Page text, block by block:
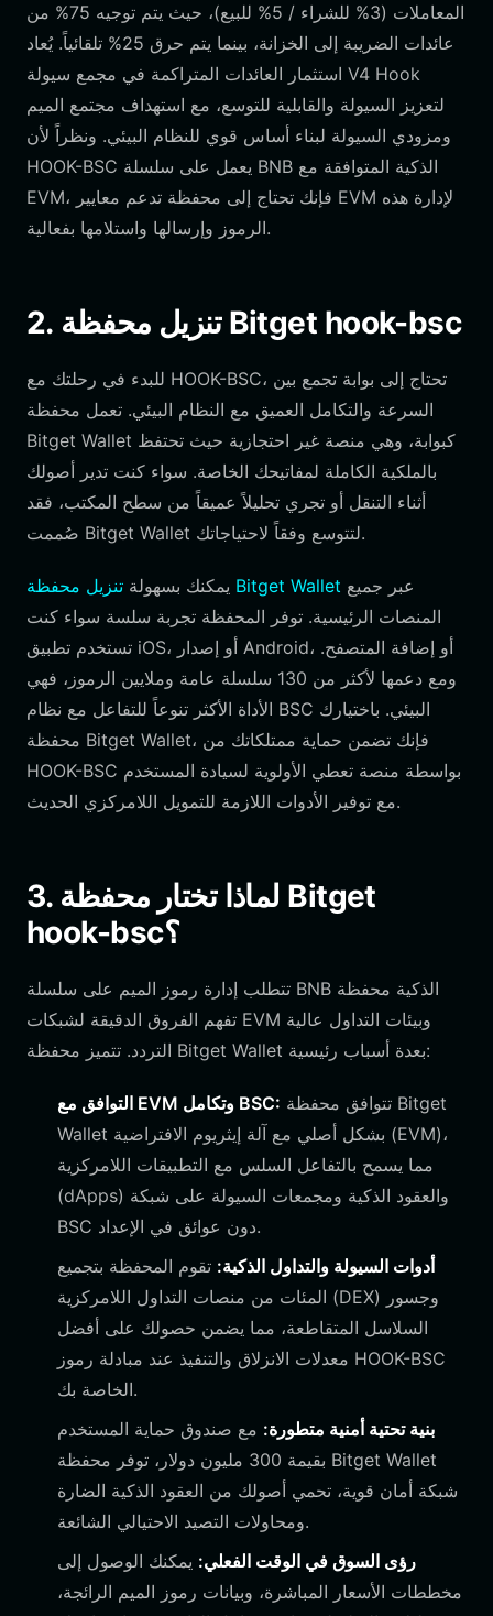
المعاملات (3% للشراء / 5% للبيع)، حيث يتم توجيه 75% من
عائدات الضريبة إلى الخزانة، بينما يتم حرق 25% تلقائياً. يُعاد
استثمار العائدات المتراكمة في مجمع سيولة V4 Hook
لتعزيز السيولة والقابلية للتوسع، مع استهداف مجتمع الميم
ومزودي السيولة لبناء أساس قوي للنظام البيئي. ونظراً لأن
HOOK-BSC يعمل على سلسلة BNB الذكية المتوافقة مع
EVM، فإنك تحتاج إلى محفظة تدعم معايير EVM لإدارة هذه
الرموز وإرسالها واستلامها بفعالية.
2. تنزيل محفظة Bitget hook-bsc
للبدء في رحلتك مع HOOK-BSC، تحتاج إلى بوابة تجمع بين
السرعة والتكامل العميق مع النظام البيئي. تعمل محفظة
Bitget Wallet كبوابة، وهي منصة غير احتجازية حيث تحتفظ
بالملكية الكاملة لمفاتيحك الخاصة. سواء كنت تدير أصولك
أثناء التنقل أو تجري تحليلاً عميقاً من سطح المكتب، فقد
صُممت Bitget Wallet لتتوسع وفقاً لاحتياجاتك.
يمكنك بسهولة تنزيل محفظة Bitget Wallet
المنصات الرئيسية. توفر المحفظة تجربة سلسة سواء كنت
تستخدم تطبيق iOS، أو إصدار Android، أو إضافة المتصفح.
ومع دعمها لأكثر من 130 سلسلة عامة وملايين الرموز، فهي
الأداة الأكثر تنوعاً للتفاعل مع نظام BSC البيئي. باختيارك
محفظة Bitget Wallet، فإنك تضمن حماية ممتلكاتك من
HOOK-BSC بواسطة منصة تعطي الأولوية لسيادة المستخدم
مع توفير الأدوات اللازمة للتمويل اللامركزي الحديث.
3. لماذا تختار محفظة Bitget
hook-bsc؟
تتطلب إدارة رموز الميم على سلسلة BNB الذكية محفظة
تفهم الفروق الدقيقة لشبكات EVM وبيئات التداول عالية
التردد. تتميز محفظة Bitget Wallet بعدة أسباب رئيسية:
التوافق مع EVM وتكامل BSC:
Wallet بشكل أصلي مع آلة إيثريوم الافتراضية (EVM)،
مما يسمح بالتفاعل السلس مع التطبيقات اللامركزية
(dApps) والعقود الذكية ومجمعات السيولة على شبكة
BSC دون عوائق في الإعداد.
أدوات السيولة والتداول الذكية: تقوم المحفظة بتجميع
المئات من منصات التداول اللامركزية (DEX) وجسور
السلاسل المتقاطعة، مما يضمن حصولك على أفضل
معدلات الانزلاق والتنفيذ عند مبادلة رموز HOOK-BSC
الخاصة بك.
بنية تحتية أمنية متطورة: مع صندوق حماية المستخدم
بقيمة 300 مليون دولار، توفر محفظة Bitget Wallet
شبكة أمان قوية، تحمي أصولك من العقود الذكية الضارة
ومحاولات التصيد الاحتيالي الشائعة.
رؤى السوق في الوقت الفعلي: يمكنك الوصول إلى
مخططات الأسعار المباشرة، وبيانات رموز الميم الرائجة،